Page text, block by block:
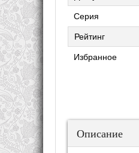
Серия
Рейтинг
Избранное
Описание